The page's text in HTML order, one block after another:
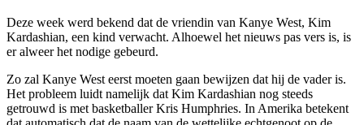
Deze week werd bekend dat de vriendin van Kanye West, Kim
Kardashian, een kind verwacht. Alhoewel het nieuws pas vers is, is
er alweer het nodige gebeurd.
Zo zal Kanye West eerst moeten gaan bewijzen dat hij de vader is.
Het probleem luidt namelijk dat Kim Kardashian nog steeds
getrouwd is met basketballer Kris Humphries. In Amerika betekent